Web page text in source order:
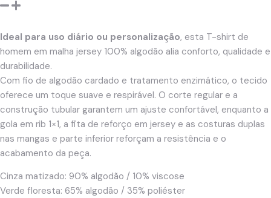
Ideal para uso diário ou personalização, esta T-shirt de
homem em malha jersey 100% algodão alia conforto, qualidade e
durabilidade.
Com fio de algodão cardado e tratamento enzimático, o tecido
oferece um toque suave e respirável. O corte regular e a
construção tubular garantem um ajuste confortável, enquanto a
gola em rib 1×1, a fita de reforço em jersey e as costuras duplas
nas mangas e parte inferior reforçam a resistência e o
acabamento da peça.
Cinza matizado: 90% algodão / 10% viscose
Verde floresta: 65% algodão / 35% poliéster